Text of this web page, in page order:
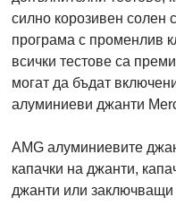
силно корозивен солен
програма с променлив
всички тестове са
могат да бъдат
алуминиеви джанти
AMG алуминиевите
капачки на джанти,
джанти или